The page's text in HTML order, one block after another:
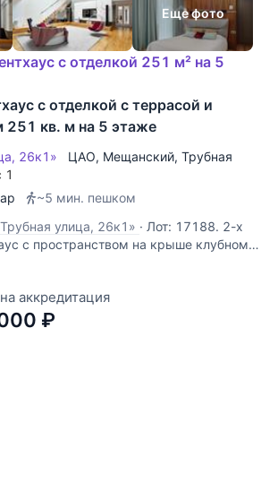
Еще фото
с отделкой 251 м² на 5
с отделкой с террасой и
251 кв. м на 5 этаже
26к1» ЦАО, Мещанский, Трубная
1
~5 мин. пешком
улица, 26к1» · Лот: 17188. 2-х
с пространством на крыше клубном
на 13 квартир. Дом полностью
выполнен дизайнерский ремонт, в
Мебель и техника включены в
аккредитация
₽